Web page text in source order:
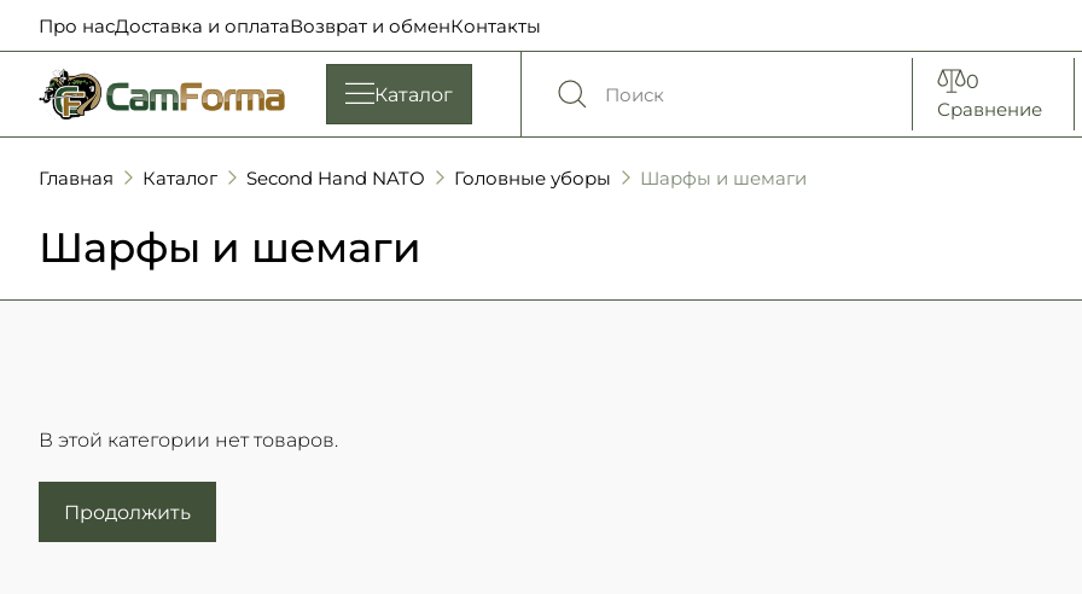
Про насДоставка и оплатаВозврат и обменКонтакты
Каталог
0
Сравнение
Главная Каталог Second Hand NATO Головные уборы Шарфы и шемаги
Шарфы и шемаги
В этой категории нет товаров.
Продолжить